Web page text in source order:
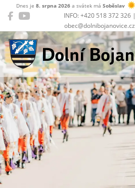
INFO: +420 518 372 326 |
obec@dolnibojanovice.cz
Dnes je 8. srpna 2026a svátek má Soběslav
Dolní Bojanovice